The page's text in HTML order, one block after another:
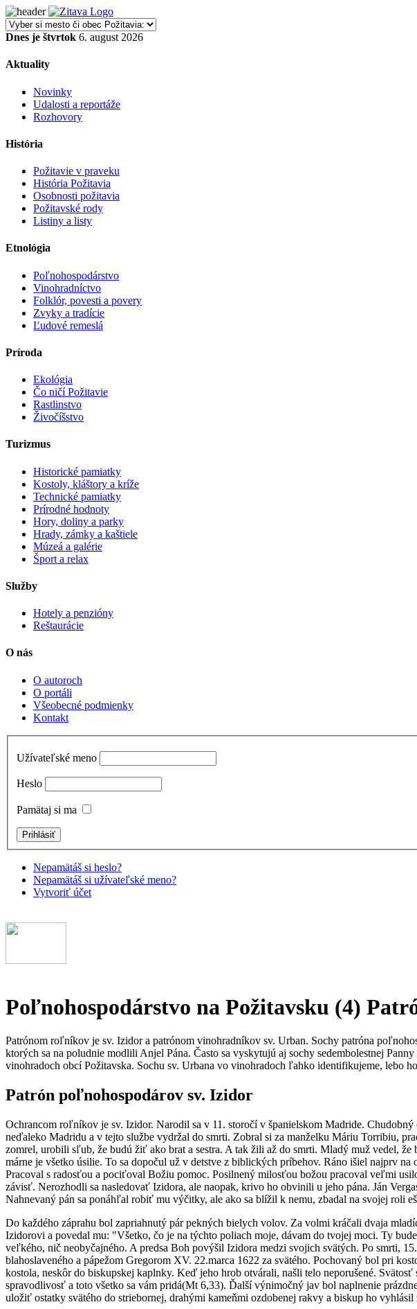
Dnes je štvrtok 6. august 2026
Aktuality
Novinky
Udalosti a reportáže
Rozhovory
História
Požitavie v praveku
História Požitavia
Osobnosti požitavia
Požitavské rody
Listiny a listy
Etnológia
Poľnohospodárstvo
Vinohradníctvo
Folklór, povesti a povery
Zvyky a tradície
Ľudové remeslá
Príroda
Ekológia
Čo ničí Požitavie
Rastlinstvo
Živočíšstvo
Turizmus
Historické pamiatky
Kostoly, kláštory a kríže
Technické pamiatky
Prírodné hodnoty
Hory, doliny a parky
Hrady, zámky a kaštiele
Múzeá a galérie
Šport a relax
Služby
Hotely a penzióny
Reštaurácie
O nás
O autoroch
O portáli
Všeobecné podmienky
Kontakt
Užívateľské meno
Heslo
Pamätaj si ma
Nepamätáš si heslo?
Nepamätáš si užívateľské meno?
Vytvoriť účet
Poľnohospodárstvo na Požitavsku (4)
Patrónom roľníkov je sv. Izidor a patrónom vinohradníkov sv. Urban. Sochy patróna
ktorých sa na poludnie modlili Anjel Pána. Často sa vyskytujú aj sochy sedembolestnej
vinohradoch obcí Požitavska. Sochu sv. Urbana vo vinohradoch ľahko identifikujeme, lebo
Patrón poľnohospodárov sv. Izidor
Ochrancom roľníkov je sv. Izidor. Narodil sa v 11. storočí v španielskom Madride.
neďaleko Madridu a v tejto službe vydržal do smrti. Zobral si za manželku Máriu Torribiu,
zomrel, urobili sľub, že budú žiť ako brat a sestra. A tak žili až do smrti. Mladý muž vedel,
márne je všetko úsilie. To sa dopočul už v detstve z biblických príbehov. Ráno išiel najprv
Pracoval s radosťou a pociťoval Božiu pomoc. Posilnený milosťou božou pracoval veľmi
závisť. Nerozhodli sa nasledovať Izidora, ale naopak, krivo ho obvinili u jeho pána. Ján
Nahnevaný pán sa ponáhľal robiť mu výčitky, ale ako sa blížil k nemu, zbadal na svojej roli
Do každého záprahu bol zapriahnutý pár pekných bielych volov. Za volmi kráčali dvaja
Izidorovi a povedal mu: "Všetko, čo je na týchto poliach moje, dávam do tvojej moci. Ty
veľkého, nič neobyčajného. A predsa Boh povýšil Izidora medzi svojich svätých. Po smrti,
blahoslaveného a pápežom Gregorom XV. 22.marca 1622 za svätého. Pochovaný bol pri
kostola, neskôr do biskupskej kaplnky. Keď jeho hrob otvárali, našli telo neporušené.
spravodlivosť a toto všetko sa vám pridá(Mt 6,33). Ďalší výnimočný jav bol naplnenie
uložiť ostatky svätého do striebornej, drahými kameňmi ozdobenej rakvy a biskup ho